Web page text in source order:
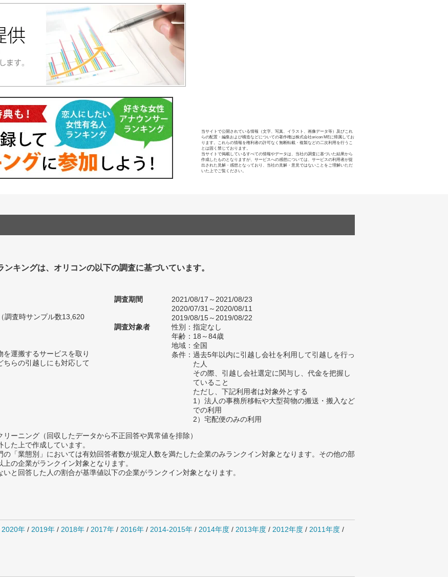
当サイトで公開されている情報（文字、写真、イラスト、画像データ等）及びこれ
らの配置・編集および構造などについての著作権は株式会社oricon MEに帰属してお
ります。これらの情報を権利者の許可なく無断転載・複製などの二次利用を行うこ
とは固く禁じております。
当サイトで掲載しているすべての情報やデータは、当社の調査に基づいた結果から
作成したものとなりますが、サービスへの感想については、サービスの利用者が提
出された見解・感想となっており、当社の見解・意見ではないことをご理解いただ
いた上でご覧ください。
ンキングは、オリコンの以下の調査に基づいています。
調査時サンプル数13,620
運搬するサービスを取り
らの引越しにも対応して
調査期間
2021/08/17～2021/08/23
2020/07/31～2020/08/11
2019/08/15～2019/08/22
調査対象者
性別：指定なし
年齢：18～84歳
地域：全国
条件：過去5年以内に引越し会社を利用して引越しを行っ
た人
その際、引越し会社選定に関与し、代金を把握し
ていること
ただし、下記利用者は対象外とする
1）法人の事務所移転や大型荷物の搬送・搬入など
での利用
2）宅配便のみの利用
ーニング（回収したデータから不正回答や異常値を排除）
た上で作成しています。
「業態別」においては有効回答者数が規定人数を満たした企業のみランクイン対象となります。その他の部
の企業がランクイン対象となります。
と回答した人の割合が基準値以下の企業がランクイン対象となります。
2020年 / 2019年 / 2018年 / 2017年 / 2016年 / 2014-2015年 / 2014年度 / 2013年度 / 2012年度 / 2011年度 /